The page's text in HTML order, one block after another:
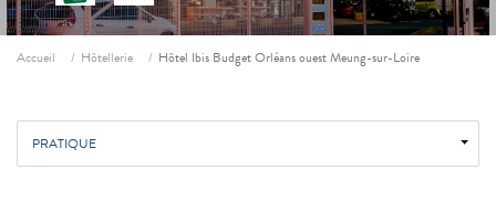
Fil d'ariane
Accueil Hôtellerie Hôtel Ibis Budget Orléans ouest Meung-sur-Loire
PRATIQUE